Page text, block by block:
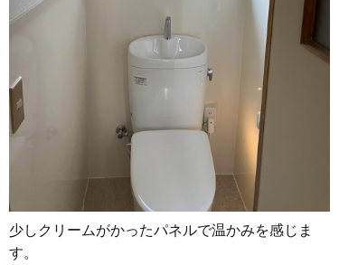
少しクリームがかったパネルで温かみを感じま
す。